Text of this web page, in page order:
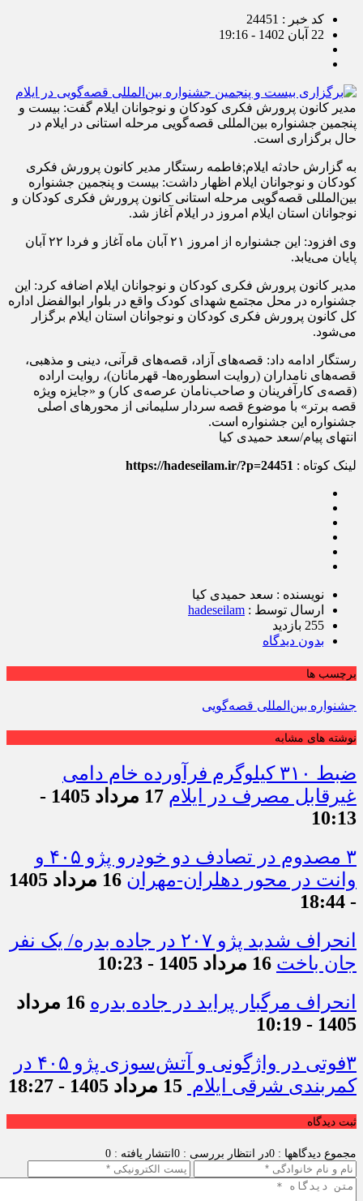
کد خبر : 24451
22 آبان 1402 - 19:16
مدیر کانون پرورش فکری کودکان و نوجوانان ایلام گفت: بیست و
پنجمین جشنواره بین‌المللی قصه‌گویی مرحله استانی در ایلام در
حال برگزاری است.
به گزارش حادثه ایلام;فاطمه رستگار مدیر کانون پرورش فکری
کودکان و نوجوانان ایلام اظهار داشت: بیست و پنجمین جشنواره
بین‌المللی قصه‌گویی مرحله استانی کانون پرورش فکری کودکان و
نوجوانان استان ایلام امروز در ایلام آغاز شد.
وی افزود: این جشنواره از امروز ۲۱ آبان ماه آغاز و فردا ۲۲ آبان
پایان می‌یابد.
مدیر کانون پرورش فکری کودکان و نوجوانان ایلام اضافه کرد: این
جشنواره در محل مجتمع شهدای کودک واقع در بلوار ابوالفضل اداره
کل کانون پرورش فکری کودکان و نوجوانان استان ایلام برگزار
می‌شود.
رستگار ادامه داد: قصه‌های آزاد، قصه‌های قرآنی، دینی و مذهبی،
قصه‌های نامداران (روایت اسطوره‌ها- قهرمانان)، روایت اراده
(قصه‌ی کارآفرینان و صاحب‌نامان عرصه‌ی کار) و «جایزه ویژه
قصه برتر» با موضوع قصه سردار سلیمانی از محور‌های اصلی
جشنواره این جشنواره است.
انتهای پیام/سعد حمیدی کیا
لینک کوتاه : https://hadeseilam.ir/?p=24451
نویسنده : سعد حمیدی کیا
ارسال توسط : hadeseilam
255 بازدید
بدون دیدگاه
برچسب ها
جشنواره بین‌المللی قصه‌گویی
نوشته های مشابه
ضبط ۳۱۰ کیلوگرم فرآورده خام دامی
غیرقابل مصرف در ایلام
17 مرداد 1405 -
10:13
۳ مصدوم در تصادف دو خودرو پژو ۴۰۵ و
وانت در محور دهلران-مهران
16 مرداد 1405
- 18:44
انحراف شدید پژو ۲۰۷ در جاده بدره/ یک نفر
جان باخت 16 مرداد 1405 - 10:23
انحراف مرگبار پراید در جاده بدره
16 مرداد
1405 - 10:19
۳فوتی در واژگونی و آتش‌سوزی پژو ۴۰۵ در
کمربندی شرقی ایلام 15 مرداد 1405 - 18:27
ثبت دیدگاه
مجموع دیدگاهها : 0 در انتظار بررسی : 0 انتشار یافته : 0